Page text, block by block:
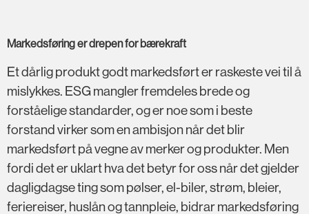
Markedsføring er drepen for bærekraft
Et dårlig produkt godt markedsført er raskeste vei til å
mislykkes. ESG mangler fremdeles brede og
forståelige standarder, og er noe som i beste
forstand virker som en ambisjon når det blir
markedsført på vegne av merker og produkter. Men
fordi det er uklart hva det betyr for oss når det gjelder
dagligdagse ting som pølser, el-biler, strøm, bleier,
feriereiser, huslån og tannpleie, bidrar markedsføring